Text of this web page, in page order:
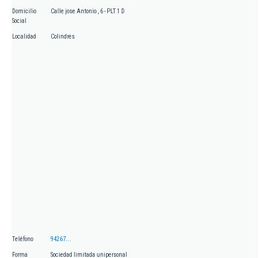
Domicilio
Social
Calle jose Antonio , 6 - PLT 1 D
Localidad Colindres
Teléfono 94267...
Forma
Sociedad limitada unipersonal